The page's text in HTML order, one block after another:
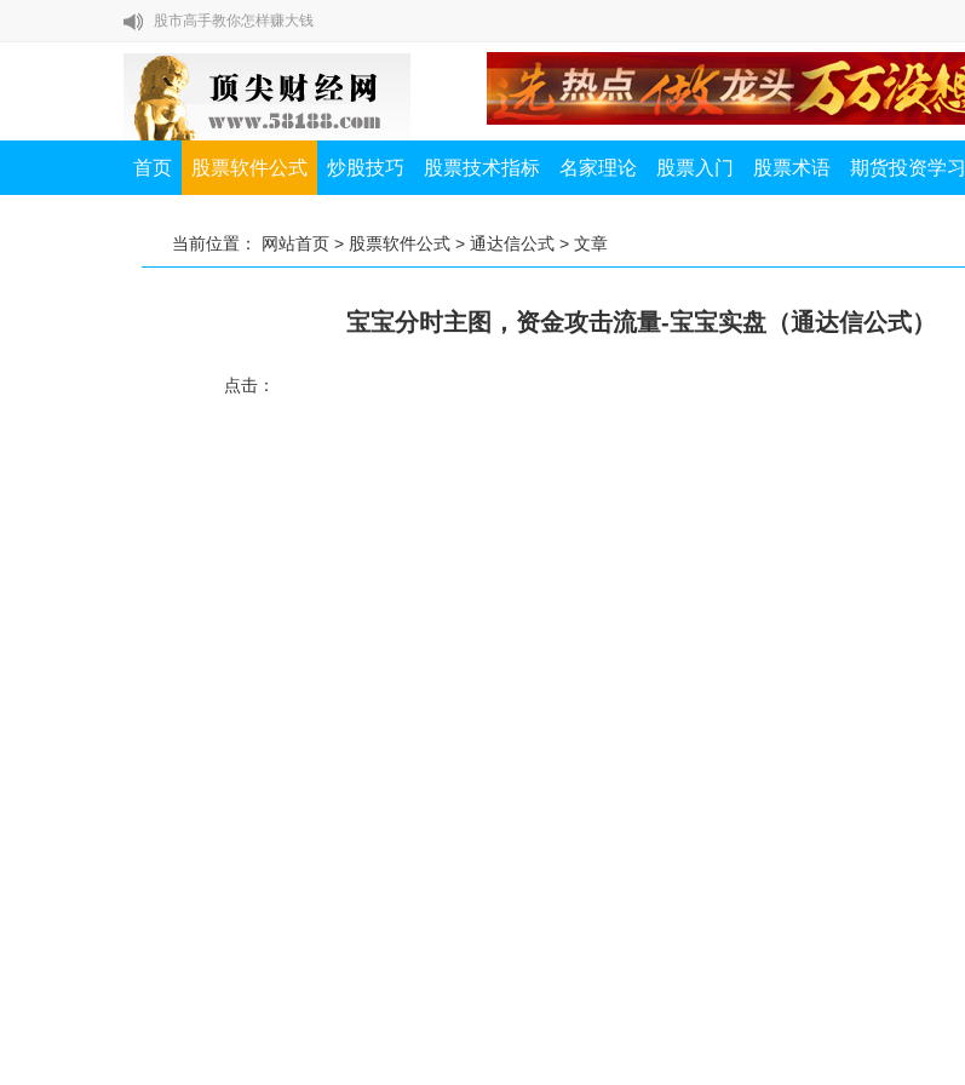
股市高手教你怎样赚大钱
布林线有哪些操作技巧？
除权除息对我们炒股有什么影响？
股市高手教你怎样赚大钱
除权除息对我们炒股有什么影响？
首页 股票软件公式 炒股技巧 股票技术指标 名家理论 股票入门 股票术语 期货投资学习
当前位置： 网站首页 > 股票软件公式 > 通达信公式 > 文章
宝宝分时主图，资金攻击流量-宝宝实盘（通达信公式）
点击：